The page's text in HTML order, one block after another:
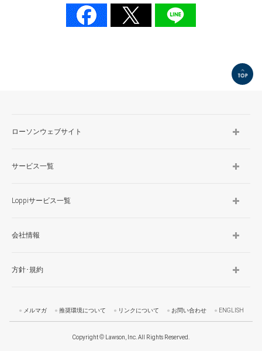
ローソンウェブサイト
サービス一覧
Loppiサービス一覧
会社情報
方針･規約
メルマガ 推奨環境について リンクについて お問い合わせ ENGLISH
Copyright © Lawson, Inc. All Rights Reserved.